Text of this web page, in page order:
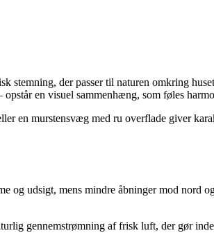
der passer til naturen omkring
en visuel sammenhæng, som føles
en murstensvæg med ru overflade giver
og udsigt, mens mindre åbninger mod nord
gennemstrømning af frisk luft, der gør